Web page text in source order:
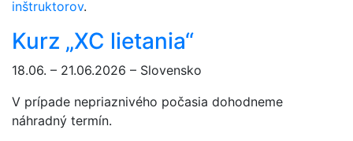
inštruktorov.
Kurz „XC lietania“
18.06. – 21.06.2026 – Slovensko
V prípade nepriaznivého počasia dohodneme
náhradný termín.